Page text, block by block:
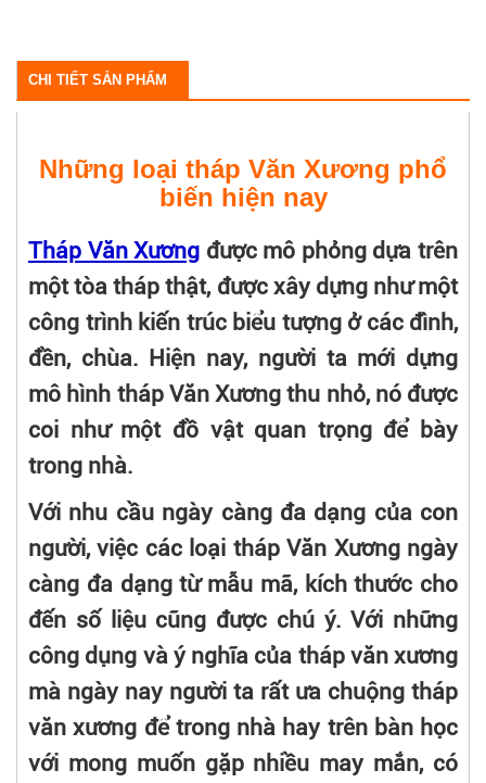
CHI TIẾT SẢN PHẨM
Những loại tháp Văn Xương phổ
biến hiện nay
Tháp Văn Xương được mô phỏng dựa trên
một tòa tháp thật, được xây dựng như một
công trình kiến trúc biểu tượng ở các đình,
đền, chùa. Hiện nay, người ta mới dựng
mô hình tháp Văn Xương thu nhỏ, nó được
coi như một đồ vật quan trọng để bày
trong nhà.
Với nhu cầu ngày càng đa dạng của con
người, việc các loại tháp Văn Xương ngày
càng đa dạng từ mẫu mã, kích thước cho
đến số liệu cũng được chú ý. Với những
công dụng và ý nghĩa của tháp văn xương
mà ngày nay người ta rất ưa chuộng tháp
văn xương để trong nhà hay trên bàn học
với mong muốn gặp nhiều may mắn, có